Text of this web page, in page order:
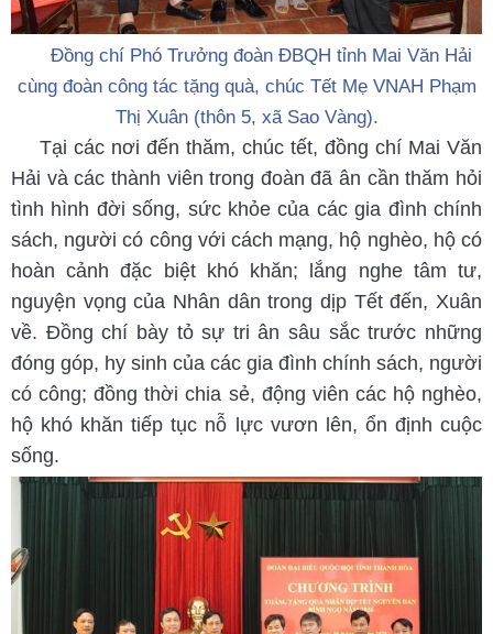
Đồng chí Phó Trưởng đoàn ĐBQH tỉnh Mai Văn Hải
cùng đoàn công tác tặng quà, chúc Tết Mẹ VNAH Phạm
Thị Xuân (thôn 5, xã Sao Vàng).
Tại các nơi đến thăm, chúc tết, đồng chí Mai Văn
Hải và các thành viên trong đoàn đã ân cần thăm hỏi
tình hình đời sống, sức khỏe của các gia đình chính
sách, người có công với cách mạng, hộ nghèo, hộ có
hoàn cảnh đặc biệt khó khăn; lắng nghe tâm tư,
nguyện vọng của Nhân dân trong dịp Tết đến, Xuân
về. Đồng chí bày tỏ sự tri ân sâu sắc trước những
đóng góp, hy sinh của các gia đình chính sách, người
có công; đồng thời chia sẻ, động viên các hộ nghèo,
hộ khó khăn tiếp tục nỗ lực vươn lên, ổn định cuộc
sống.